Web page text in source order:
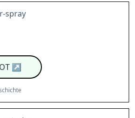
spray
↗